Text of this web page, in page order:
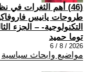
(46) أهم الثغرات في
طروحات يانيس
التكنولوجية- – الجزء
توما حميد
2026 / 8 / 6
مواضيع وابحاث سياسية